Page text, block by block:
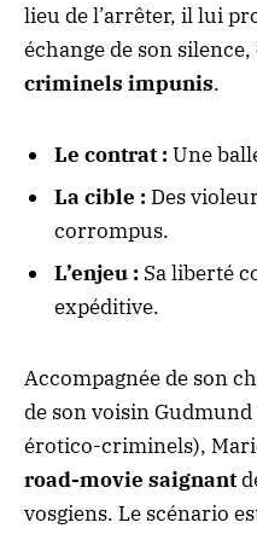
lieu de l’arrêter, il lui
échange de son
criminels impunis.
Le contrat : Une
La cible : Des
corrompus.
L’enjeu : Sa liberté
expéditive.
Accompagnée de son
de son voisin
érotico-criminels),
road-movie saignant
vosgiens. Le scénario